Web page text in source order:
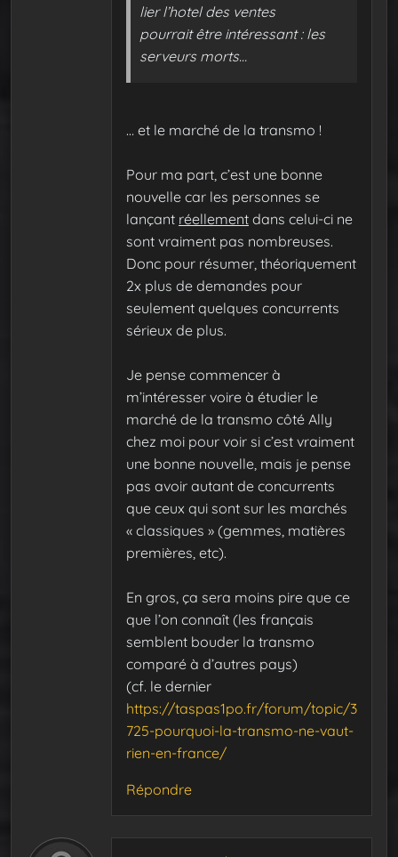
lier l’hotel des ventes
pourrait être intéressant : les
serveurs morts…
… et le marché de la transmo !
Pour ma part, c’est une bonne
nouvelle car les personnes se
lançant réellement dans celui-ci ne
sont vraiment pas nombreuses.
Donc pour résumer, théoriquement
2x plus de demandes pour
seulement quelques concurrents
sérieux de plus.
Je pense commencer à
m’intéresser voire à étudier le
marché de la transmo côté Ally
chez moi pour voir si c’est vraiment
une bonne nouvelle, mais je pense
pas avoir autant de concurrents
que ceux qui sont sur les marchés
« classiques » (gemmes, matières
premières, etc).
En gros, ça sera moins pire que ce
que l’on connaît (les français
semblent bouder la transmo
comparé à d’autres pays)
(cf. le dernier
https://taspas1po.fr/forum/topic/3
725-pourquoi-la-transmo-ne-vaut-
rien-en-france/
Répondre